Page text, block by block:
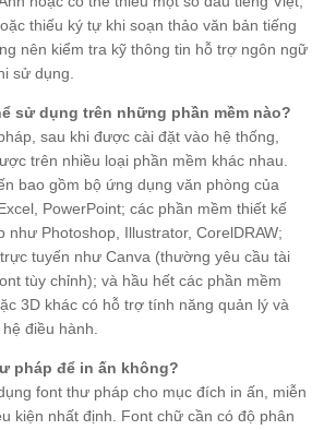
thiếu ký tự khi soạn thảo văn bản tiếng
nên kiểm tra kỹ thông tin hỗ trợ ngôn ngữ
sử dụng.
sử dụng trên những phần mềm nào?
sau khi được cài đặt vào hệ thống,
trên nhiều loại phần mềm khác nhau.
bao gồm bộ ứng dụng văn phòng của
PowerPoint; các phần mềm thiết kế
như Photoshop, Illustrator, CorelDRAW;
tuyến như Canva (thường yêu cầu tài
tùy chỉnh); và hầu hết các phần mềm
3D khác có hỗ trợ tính năng quản lý và
điều hành.
pháp để in ấn không?
font thư pháp cho mục đích in ấn, miễn
kiện nhất định. Font chữ cần có độ phân